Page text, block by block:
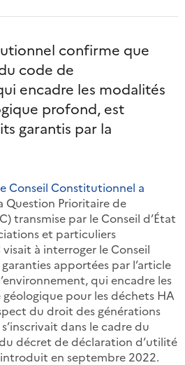
confirme que
code de
encadre les modalités
profond, est
garantis par la
Conseil Constitutionnel a
Question Prioritaire de
transmise par le Conseil d’État
et particuliers
à interroger le Conseil
apportées par l’article
qui encadre les
pour les déchets HA
du droit des générations
dans le cadre du
décret de déclaration d’utilité
en septembre 2022.